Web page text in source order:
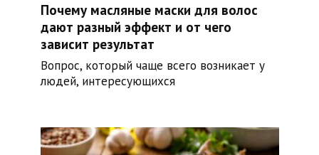
Почему масляные маски для волос
дают разный эффект и от чего
зависит результат
Вопрос, который чаще всего возникает у
людей, интересующихся